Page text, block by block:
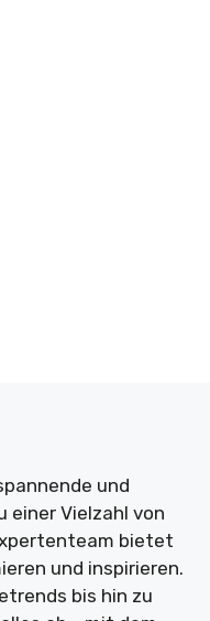
und
einer Vielzahl von
bietet
und inspirieren.
bis hin zu